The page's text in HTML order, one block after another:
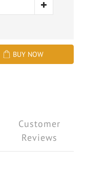
BUY NOW
Customer
Reviews